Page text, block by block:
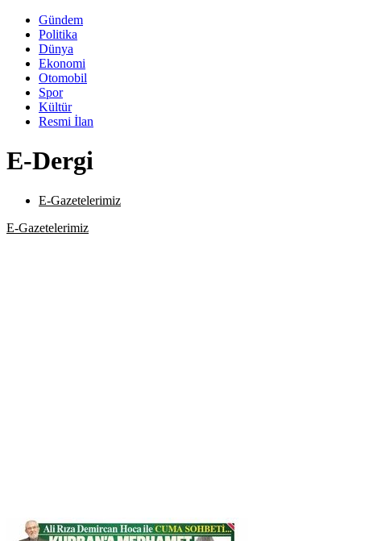
Gündem
Politika
Dünya
Ekonomi
Otomobil
Spor
Kültür
Resmi İlan
E-Dergi
E-Gazetelerimiz
E-Gazetelerimiz